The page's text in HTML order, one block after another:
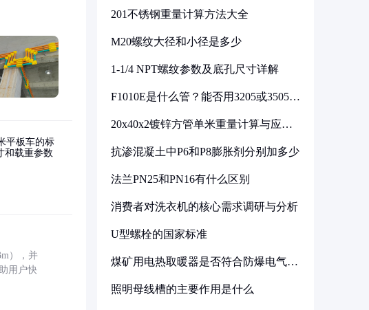
），并
用户快
201不锈钢重量计算方法大全
M20螺纹大径和小径是多少
1-1/4 NPT螺纹参数及底孔尺寸详解
F1010E是什么管？能否用3205或3505代
20x40x2镀锌方管单米重量计算与应用
抗渗混凝土中P6和P8膨胀剂分别加多少
法兰PN25和PN16有什么区别
消费者对洗衣机的核心需求调研与分析
U型螺栓的国家标准
煤矿用电热取暖器是否符合防爆电气设
照明母线槽的主要作用是什么